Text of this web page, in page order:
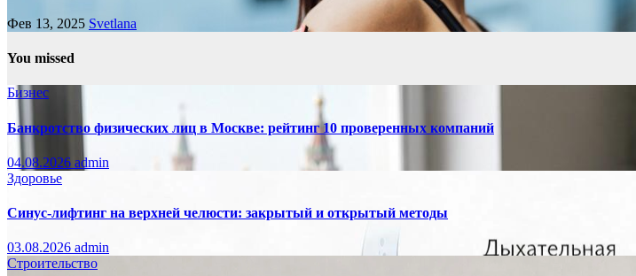
Фев 13, 2025 Svetlana
You missed
Бизнес
Банкротство физических лиц в Москве: рейтинг 10 проверенных компаний
04.08.2026 admin
Здоровье
Синус-лифтинг на верхней челюсти: закрытый и открытый методы
03.08.2026 admin
Строительство